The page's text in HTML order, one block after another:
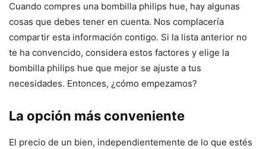
Cuando compres una bombilla philips hue, hay algunas
cosas que debes tener en cuenta. Nos complacería
compartir esta información contigo. Si la lista anterior no
te ha convencido, considera estos factores y elige la
bombilla philips hue que mejor se ajuste a tus
necesidades. Entonces, ¿cómo empezamos?
La opción más conveniente
El precio de un bien, independientemente de lo que estés